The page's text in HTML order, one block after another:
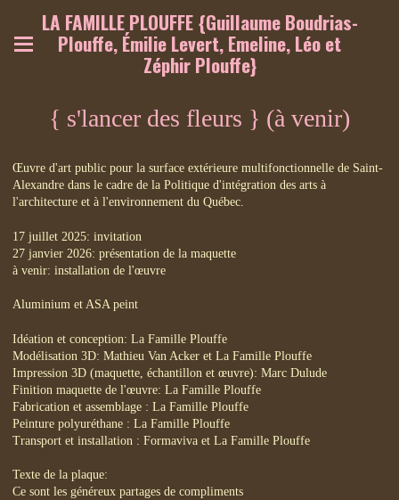
LA FAMILLE PLOUFFE {Guillaume Boudrias-
Plouffe, Émilie Levert, Emeline, Léo et
Zéphir Plouffe}
{ s'lancer des fleurs } (à venir)
Œuvre d'art public pour la surface extérieure multifonctionnelle de Saint-
Alexandre dans le cadre de la Politique d'intégration des arts à
l'architecture et à l'environnement du Québec.
17 juillet 2025: invitation
27 janvier 2026: présentation de la maquette
à venir: installation de l'œuvre
Aluminium et ASA peint
Idéation et conception: La Famille Plouffe
Modélisation 3D: Mathieu Van Acker et La Famille Plouffe
Impression 3D (maquette, échantillon et œuvre): Marc Dulude
Finition maquette de l'œuvre: La Famille Plouffe
Fabrication et assemblage : La Famille Plouffe
Peinture polyuréthane : La Famille Plouffe
Transport et installation : Formaviva et La Famille Plouffe
Texte de la plaque:
Ce sont les généreux partages de compliments